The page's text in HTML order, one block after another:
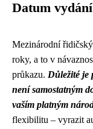
Datum
Mezinárodní
roky, a to v
průkazu. Důležité je
není samostatným
vaším platným
flexibilitu – vyrazit